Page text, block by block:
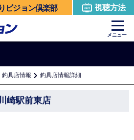
ビジョン倶楽部 視聴方法
メニュー
釣具店情報 釣具店情報詳細
崎駅前東店